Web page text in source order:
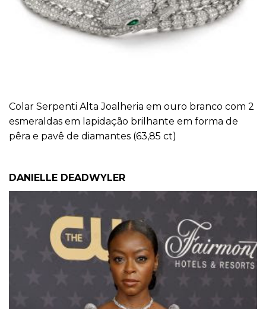
Colar Serpenti Alta Joalheria em ouro branco com 2
esmeraldas em lapidação brilhante em forma de
pêra e pavê de diamantes (63,85 ct)
DANIELLE DEADWYLER